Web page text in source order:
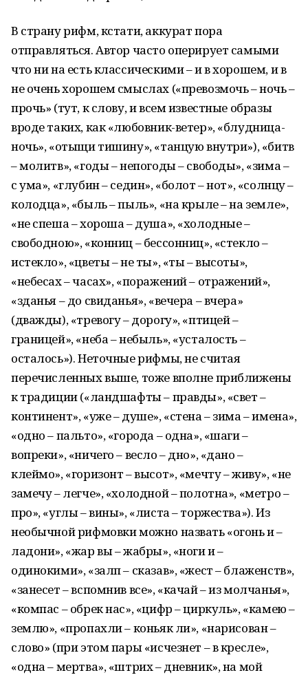
В страну рифм, кстати, аккурат пора
отправляться. Автор часто оперирует самыми
что ни на есть классическими – и в хорошем, и в
не очень хорошем смыслах («превозмочь – ночь –
прочь» (тут, к слову, и всем известные образы
вроде таких, как «любовник-ветер», «блудница-
ночь», «отыщи тишину», «танцую внутри»), «битв
– молитв», «годы – непогоды – свободы», «зима –
с ума», «глубин – седин», «болот – нот», «солнцу –
колодца», «быль – пыль», «на крыле – на земле»,
«не спеша – хороша – душа», «холодные –
свободною», «конниц – бессонниц», «стекло –
истекло», «цветы – не ты», «ты – высоты»,
«небесах – часах», «поражений – отражений»,
«зданья – до свиданья», «вечера – вчера»
(дважды), «тревогу – дорогу», «птицей –
границей», «неба – небыль», «усталость –
осталось»). Неточные рифмы, не считая
перечисленных выше, тоже вполне приближены
к традиции («ландшафты – правды», «свет –
континент», «уже – душе», «стена – зима – имена»,
«одно – пальто», «города – одна», «шаги –
вопреки», «ничего – весло – дно», «дано –
клеймо», «горизонт – высот», «мечту – живу», «не
замечу – легче», «холодной – полотна», «метро –
про», «углы – вины», «листа – торжества»). Из
необычной рифмовки можно назвать «огонь и –
ладони», «жар вы – жабры», «ноги и –
одинокими», «залп – сказав», «жест – блаженств»,
«занесет – вспомнив все», «качай – из молчанья»,
«компас – обрек нас», «цифр – циркуль», «камею –
землю», «пропахли – коньяк ли», «нарисован –
слово» (при этом пары «исчезнет – в кресле»,
«одна – мертва», «штрих – дневник», на мой